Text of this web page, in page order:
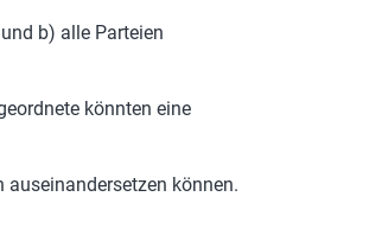
b) alle Parteien
könnten eine
können.